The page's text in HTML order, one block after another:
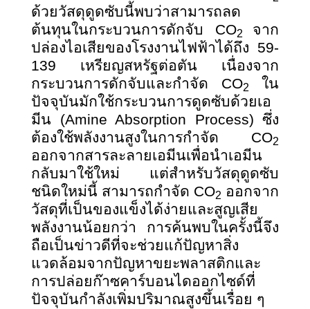
ด้วยวัสดุดูดซับนี้พบว่าสามารถลด
ต้นทุนในกระบวนการดักจับ CO2 จาก
ปล่องไอเสียของโรงงานไฟฟ้าได้ถึง 59-
139 เหรียญสหรัฐต่อตัน เนื่องจาก
กระบวนการดักจับและกำจัด CO2
ใน
ปัจจุบันมักใช้กระบวนการดูดซับด้วยเอ
มีน (Amine Absorption Process) ซึ่ง
ต้องใช้พลังงานสูงในการกำจัด CO2
ออกจากสารละลายเอมีนเพื่อนำเอมีน
กลับมาใช้ใหม่ แต่สำหรับวัสดุดูดซับ
ชนิดใหม่นี้ สามารถกำจัด CO2 ออกจาก
วัสดุที่เป็นของแข็งได้ง่ายและสูญเสีย
พลังงานน้อยกว่า การค้นพบในครั้งนี้จึง
ถือเป็นข่าวดีที่จะช่วยแก้ปัญหาสิ่ง
แวดล้อมจากปัญหาขยะพลาสติกและ
การปล่อยก๊าซคาร์บอนไดออกไซด์ที่
ปัจจุบันกำลังเพิ่มปริมาณสูงขึ้นเรื่อย ๆ